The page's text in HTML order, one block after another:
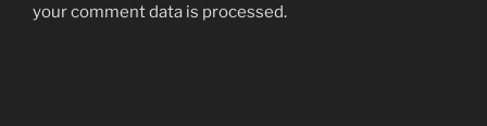
your comment data is processed.